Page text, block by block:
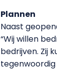
Plannen
Naast
“Wij willen
bedrijven. Zij